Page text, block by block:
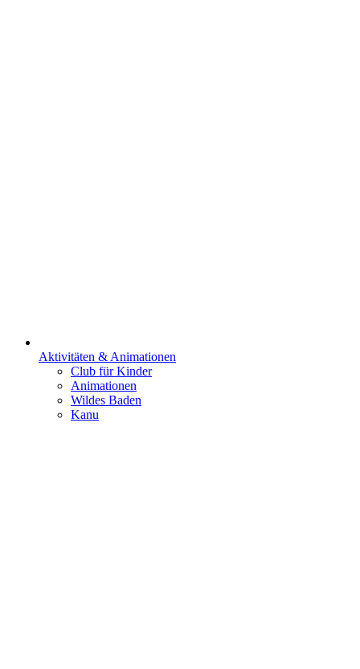
Aktivitäten & Animationen
Club für Kinder
Animationen
Wildes Baden
Kanu